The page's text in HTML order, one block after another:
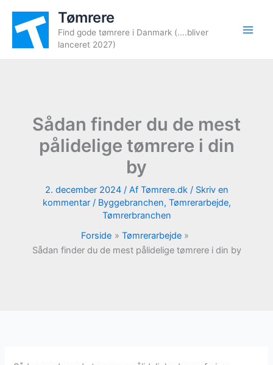
indholdet
Tømrere
Find gode tømrere i Danmark (....bliver
lanceret 2027)
Sådan finder du de mest
pålidelige tømrere i din
by
2. december 2024 / Af Tømrere.dk / Skriv en
kommentar / Byggebranchen, Tømrerarbejde,
Tømrerbranchen
Forside
Tømrerarbejde
Sådan finder du de mest pålidelige tømrere i din by